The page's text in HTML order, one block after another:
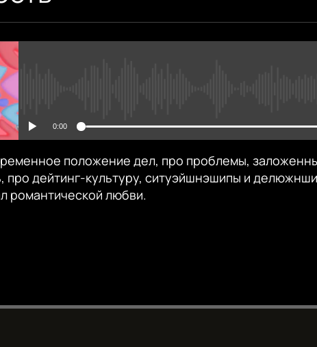
0:00
положение дел, про проблемы,
про дейтинг-культуру, ситуэйшнэшипы и
романтической любви.